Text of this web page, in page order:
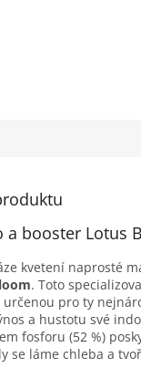
a booster Lotus
kvetení naprosté
. Toto
pro ty
a hustotu své
fosforu (52 %)
se láme chleba a